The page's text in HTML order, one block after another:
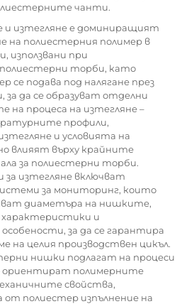
чанти.
и изтегляне е доминиращият
на полиестерния полимер в
използвани при
торби, като
се подава под налягане през
за да се образуват отделни
процеса на изтегляне –
профили,
и условията на
влияят върху крайните
за полиестерни торби.
изтегляне включват
за мониторинг, които
диаметъра на нишките,
и
за да се гарантира
на целия производствен цикъл.
нишки подлагат на процеси
ориентират полимерните
свойства,
от полиестер изпълнение на